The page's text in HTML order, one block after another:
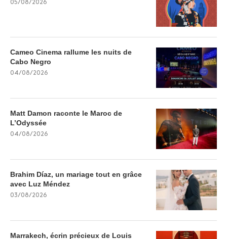
05/08/2026
Cameo Cinema rallume les nuits de
Cabo Negro
04/08/2026
Matt Damon raconte le Maroc de
L’Odyssée
04/08/2026
Brahim Díaz, un mariage tout en grâce
avec Luz Méndez
03/08/2026
Marrakech, écrin précieux de Louis